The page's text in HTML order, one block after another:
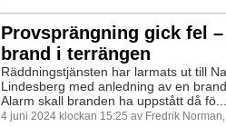
Provsprängning gick fel
brand i terrängen
Räddningstjänsten har larmats ut till
Lindesberg med anledning av en
Alarm skall branden ha uppstått då fö...
4 juni 2024 klockan 15:25 av Fredrik Norman,